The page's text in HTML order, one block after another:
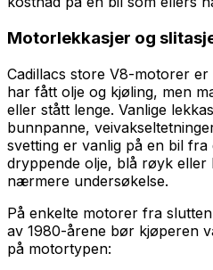
Motorlekkasjer og
Cadillacs store V8-motorer
har fått olje og kjøling, men
eller stått lenge. Vanlige
bunnpanne,
svetting er vanlig på en bil fra
dryppende olje, blå røyk
nærmere undersøkelse.
På enkelte motorer fra
av 1980-årene bør kjøperen
på motortypen: